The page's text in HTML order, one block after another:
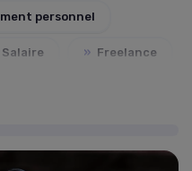
personnel
Salaire » Freelance